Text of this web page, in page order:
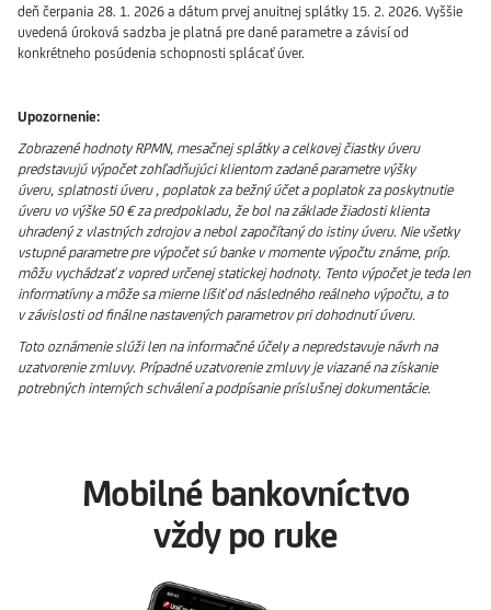
deň čerpania 28. 1. 2026 a dátum prvej anuitnej splátky 15. 2. 2026. Vyššie
uvedená úroková sadzba je platná pre dané parametre a závisí od
konkrétneho posúdenia schopnosti splácať úver.
Upozornenie:
Zobrazené hodnoty RPMN, mesačnej splátky a celkovej čiastky úveru
predstavujú výpočet zohľadňujúci klientom zadané parametre výšky
úveru, splatnosti úveru , poplatok za bežný účet a poplatok za poskytnutie
úveru vo výške 50 € za predpokladu, že bol na základe žiadosti klienta
uhradený z vlastných zdrojov a nebol započítaný do istiny úveru. Nie všetky
vstupné parametre pre výpočet sú banke v momente výpočtu známe, príp.
môžu vychádzať z vopred určenej statickej hodnoty. Tento výpočet je teda len
informatívny a môže sa mierne líšiť od následného reálneho výpočtu, a to
v závislosti od finálne nastavených parametrov pri dohodnutí úveru.
Toto oznámenie slúži len na informačné účely a nepredstavuje návrh na
uzatvorenie zmluvy. Prípadné uzatvorenie zmluvy je viazané na získanie
potrebných interných schválení a podpísanie príslušnej dokumentácie.
Mobilné bankovníctvo
vždy po ruke